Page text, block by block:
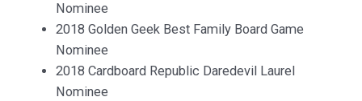
Nominee
2018 Golden Geek Best Family Board Game
Nominee
2018 Cardboard Republic Daredevil Laurel
Nominee